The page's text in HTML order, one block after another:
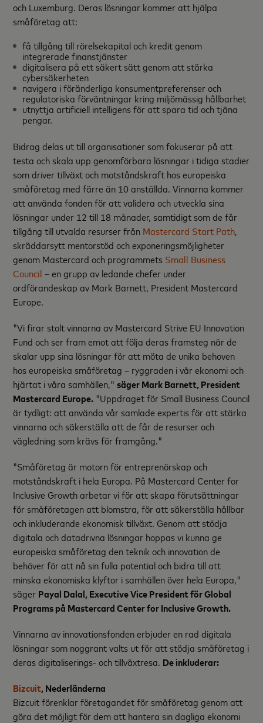
och Luxemburg. Deras lösningar kommer att hjälpa
småföretag att:
få tillgång till rörelsekapital och kredit genom
integrerade finanstjänster
digitalisera på ett säkert sätt genom att stärka
cybersäkerheten
navigera i föränderliga konsumentpreferenser och
regulatoriska förväntningar kring miljömässig hållbarhet
utnyttja artificiell intelligens för att spara tid och tjäna
pengar.
Bidrag delas ut till organisationer som fokuserar på att
testa och skala upp genomförbara lösningar i tidiga stadier
som driver tillväxt och motståndskraft hos europeiska
småföretag med färre än 10 anställda. Vinnarna kommer
att använda fonden för att validera och utveckla sina
lösningar under 12 till 18 månader, samtidigt som de får
tillgång till utvalda resurser från Mastercard Start Path,
skräddarsytt mentorstöd och exponeringsmöjligheter
genom Mastercard och programmets Small Business
Council – en grupp av ledande chefer under
ordförandeskap av Mark Barnett, President Mastercard
Europe.
"Vi firar stolt vinnarna av Mastercard Strive EU Innovation
Fund och ser fram emot att följa deras framsteg när de
skalar upp sina lösningar för att möta de unika behoven
hos europeiska småföretag – ryggraden i vår ekonomi och
hjärtat i våra samhällen,"säger Mark Barnett, President
Mastercard Europe. "Uppdraget för Small Business Council
är tydligt: att använda vår samlade expertis för att stärka
vinnarna och säkerställa att de får de resurser och
vägledning som krävs för framgång."
"Småföretag är motorn för entreprenörskap och
motståndskraft i hela Europa. På Mastercard Center for
Inclusive Growth arbetar vi för att skapa förutsättningar
för småföretagen att blomstra, för att säkerställa hållbar
och inkluderande ekonomisk tillväxt. Genom att stödja
digitala och datadrivna lösningar hoppas vi kunna ge
europeiska småföretag den teknik och innovation de
behöver för att nå sin fulla potential och bidra till att
minska ekonomiska klyftor i samhällen över hela Europa,"
säger Payal Dalal, Executive Vice President för Global
Programs på Mastercard Center for Inclusive Growth.
Vinnarna av innovationsfonden erbjuder en rad digitala
lösningar som noggrant valts ut för att stödja småföretag i
deras digitaliserings- och tillväxtresa. De inkluderar:
Bizcuit, Nederländerna
Bizcuit förenklar företagandet för småföretag genom att
göra det möjligt för dem att hantera sin dagliga ekonomi